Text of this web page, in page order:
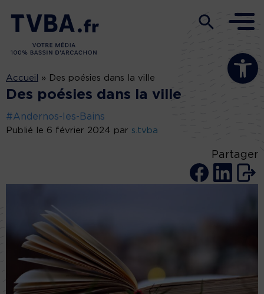
Ouvrir la
Accueil » Des poésies dans la ville
Des poésies dans la ville
#Andernos-les-Bains
Publié le 6 février 2024 par s.tvba
Partager